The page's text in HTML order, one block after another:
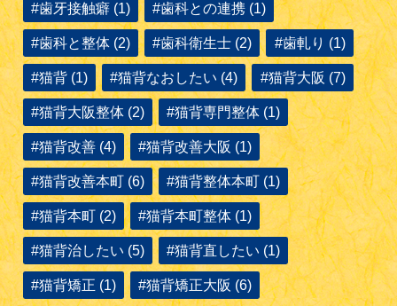
#歯牙接触癖 (1) #歯科との連携 (1)
#歯科と整体 (2) #歯科衛生士 (2) #歯軋り (1)
#猫背 (1) #猫背なおしたい (4) #猫背大阪 (7)
#猫背大阪整体 (2) #猫背専門整体 (1)
#猫背改善 (4) #猫背改善大阪 (1)
#猫背改善本町 (6) #猫背整体本町 (1)
#猫背本町 (2) #猫背本町整体 (1)
#猫背治したい (5) #猫背直したい (1)
#猫背矯正 (1) #猫背矯正大阪 (6)